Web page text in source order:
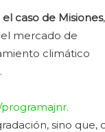
el caso de Misiones,
mercado de
climático
sino que,